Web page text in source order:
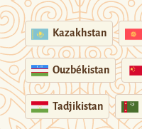
Kazakhstan
Ouzbékistan
Tadjikistan